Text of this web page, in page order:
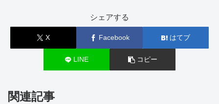
シェアする
X Facebook はてブ
LINE コピー
関連記事